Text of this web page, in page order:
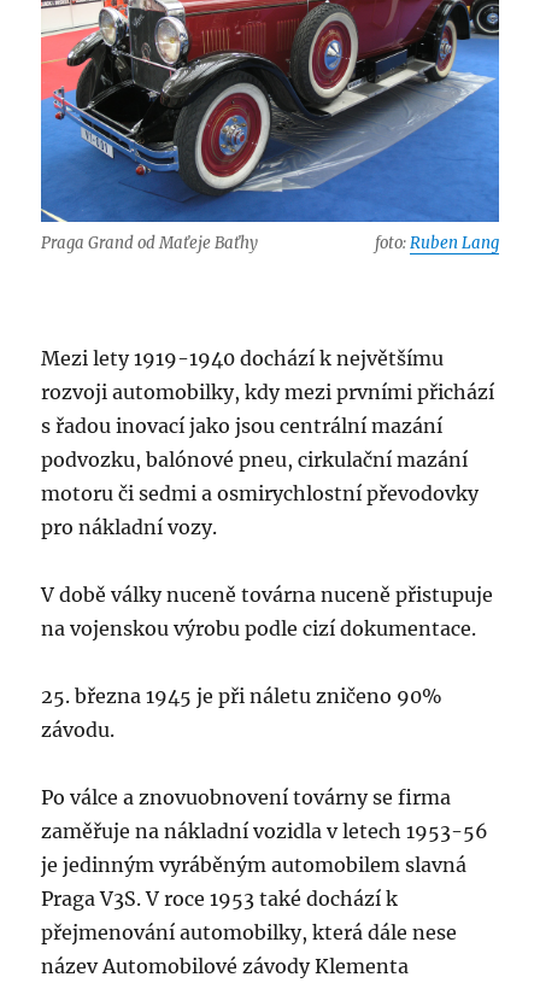
Praga Grand od Maťeje Baťhy foto:Ruben Lang
Mezi lety 1919-1940 dochází k největšímu
rozvoji automobilky, kdy mezi prvními přichází
s řadou inovací jako jsou centrální mazání
podvozku, balónové pneu, cirkulační mazání
motoru či sedmi a osmirychlostní převodovky
pro nákladní vozy.
V době války nuceně továrna nuceně přistupuje
na vojenskou výrobu podle cizí dokumentace.
25. března 1945 je při náletu zničeno 90%
závodu.
Po válce a znovuobnovení továrny se firma
zaměřuje na nákladní vozidla v letech 1953-56
je jedinným vyráběným automobilem slavná
Praga V3S. V roce 1953 také dochází k
přejmenování automobilky, která dále nese
název Automobilové závody Klementa